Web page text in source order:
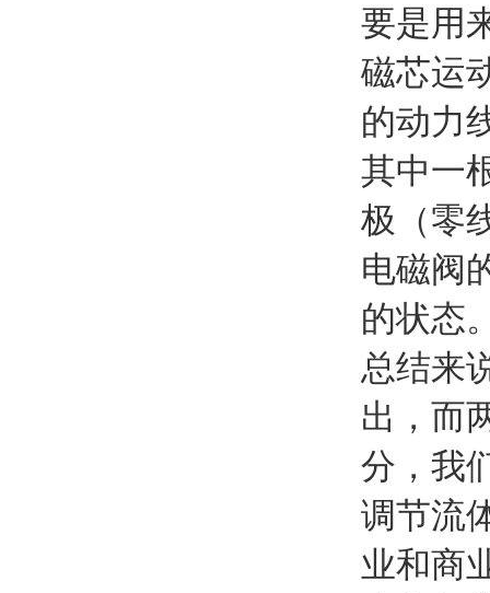
要是用
磁芯运
的动力
其中一
极（零
电磁阀
的状态
总结来
出，而
分，我
调节流
业和商